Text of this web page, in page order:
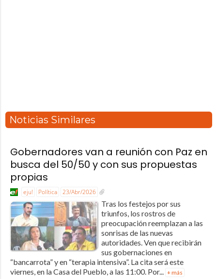
Noticias Similares
Gobernadores van a reunión con Paz en
busca del 50/50 y con sus propuestas
propias
eju! Política 23/Abr/2026
Tras los festejos por sus
triunfos, los rostros de
preocupación reemplazan a las
sonrisas de las nuevas
autoridades. Ven que recibirán
sus gobernaciones en
“bancarrota” y en “terapia intensiva”. La cita será este
viernes, en la Casa del Pueblo, a las 11:00. Por... + más